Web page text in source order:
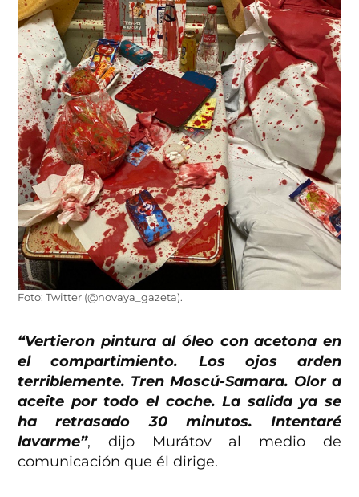
Foto: Twitter (@novaya_gazeta).
“Vertieron pintura al óleo con acetona en
el compartimiento. Los ojos arden
terriblemente. Tren Moscú-Samara. Olor a
aceite por todo el coche. La salida ya se
ha retrasado 30 minutos. Intentaré
lavarme”, dijo Murátov al medio de
comunicación que él dirige.